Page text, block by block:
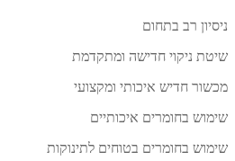
ניסיון רב בתחום
שיטת ניקוי חדישה ומתקדמת
מכשור חדיש איכותי ומקצועי
שימוש בחומרים איכותיים
שימוש בחומרים בטוחים לתינוקות